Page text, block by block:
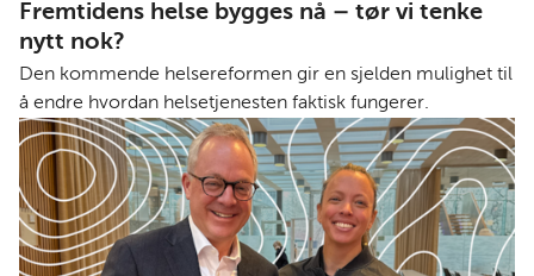
Fremtidens helse bygges nå – tør vi tenke
nytt nok?
Den kommende helsereformen gir en sjelden mulighet til
å endre hvordan helsetjenesten faktisk fungerer.